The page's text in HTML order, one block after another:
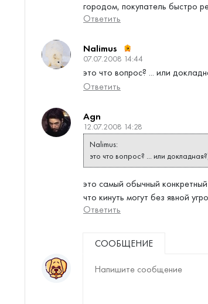
городом, покупатель быстро
Ответить
Nalimus
07.07.2008 14:44
это что вопрос? ... или
Ответить
Agn
12.07.2008 14:28
Nalimus:
это что вопрос? ... или
это самый обычный
что кинуть могут без явной
Ответить
СООБЩЕНИЕ